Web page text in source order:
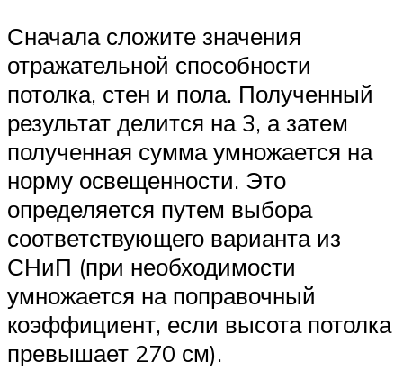
Сначала сложите значения
отражательной способности
потолка, стен и пола. Полученный
результат делится на 3, а затем
полученная сумма умножается на
норму освещенности. Это
определяется путем выбора
соответствующего варианта из
СНиП (при необходимости
умножается на поправочный
коэффициент, если высота потолка
превышает 270 см).